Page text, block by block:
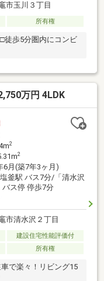
市玉川３丁目
所有権
徒歩5分圏内にコンビ
万円 4LDK
2
2
6月(築7年3ヶ月)
釜駅 バス7分/「清水沢
ス停 停歩7分
市清水沢２丁目
建設住宅性能評価付
所有権
で楽々！リビング15